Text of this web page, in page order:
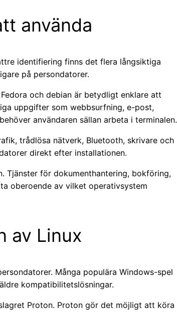
använda
identifiering finns det flera långsiktiga
på persondatorer.
och debian är betydligt enklare att
uppgifter som webbsurfning, e-post,
användaren sällan arbeta i terminalen.
trådlösa nätverk, Bluetooth, skrivare och
direkt efter installationen.
Tjänster för dokumenthantering, bokföring,
oberoende av vilket operativsystem
av Linux
Många populära Windows-spel
kompatibilitetslösningar.
Proton. Proton gör det möjligt att köra